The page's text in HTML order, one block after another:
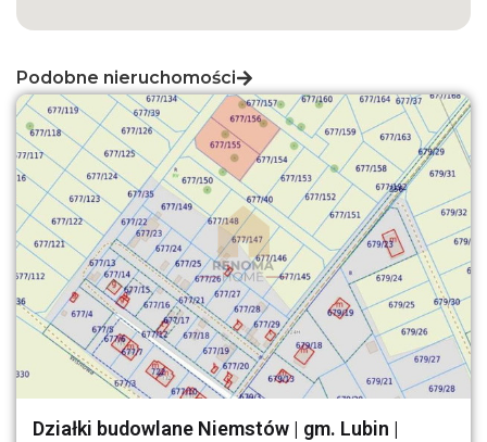
Podobne nieruchomości
Działki budowlane Niemstów | gm. Lubin |